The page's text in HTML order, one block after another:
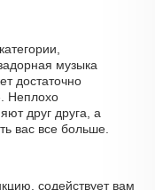
музыка
достаточно
Неплохо
друг друга, а
вас все больше.
содействует вам